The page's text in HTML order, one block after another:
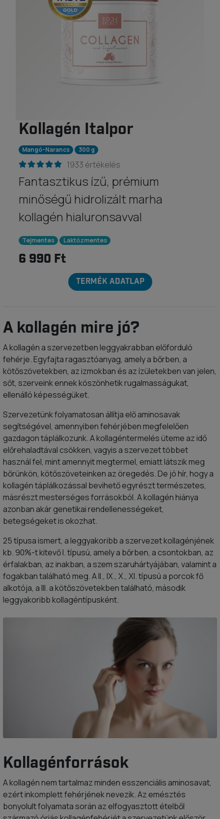
Kollagén Italpor
Mangó-Narancs 300 g
1933 értékelés
Fantasztikus ízű, prémium
minőségű hidrolizált marha
kollagén hialuronsavval
Tejmentes Laktózmentes
6 990 Ft
TERMÉK ADATLAP
A kollagén mire jó?
A kollagén a szervezetben leggyakrabban előforduló
fehérje. Egyfajta ragasztóanyag, amely a bőrben, a
kötőszövetekben, az izmokban és az ízületekben van jelen,
sőt, szerveink ennek köszönhetik rugalmasságukat,
ellenálló képességüket.
Szervezetünk folyamatosan állítja elő aminosavak
segítségével, amennyiben fehérjében megfelelően
gazdagon táplálkozunk. A kollagéntermelés üteme az idő
előrehaladtával csökken, vagyis a szervezet többet
használ fel, mint amennyit megtermel, emiatt látszik meg
bőrünkön, kötőszöveteinken az öregedés. De jó hír, hogy a
kollagén táplálkozással bevihető egyrészt természetes,
másrészt mesterséges forrásokból. A kollagén hiánya
azonban akár genetikai rendellenességeket,
betegségeket is okozhat.
25 típusa ismert, a leggyakoribb a szervezet kollagénjének
kb. 90%-t kitevő I. típusú, amely a bőrben, a csontokban, az
érfalakban, az inakban, a szem szaruhártyájában, valamint a
fogakban található meg. A II., IX., X., XI. típusú a porcok fő
alkotója, a III. a kötőszövetekben található, második
leggyakoribb kollagéntípusként.
Kollagénforrások
A kollagén nem tartalmaz minden esszenciális aminosavat,
ezért inkomplett fehérjének nevezik. Az emésztés
bonyolult folyamata során az elfogyasztott ételből